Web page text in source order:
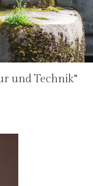
und Technik“